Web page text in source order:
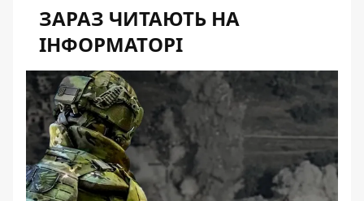
ЗАРАЗ ЧИТАЮТЬ НА
ІНФОРМАТОРІ